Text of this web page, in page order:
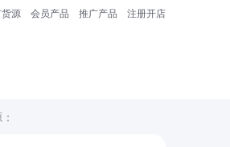
源 会员产品 推广产品 注册开店